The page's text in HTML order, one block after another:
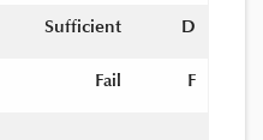
D
Sufficient
F
Fail